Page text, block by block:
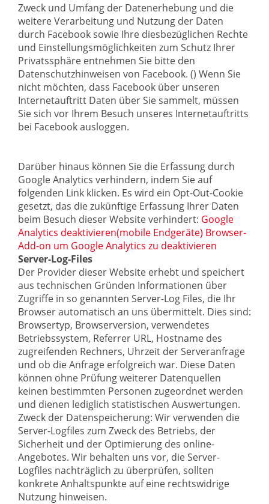
Zweck und Umfang der Datenerhebung und die
weitere Verarbeitung und Nutzung der Daten
durch Facebook sowie Ihre diesbezüglichen Rechte
und Einstellungsmöglichkeiten zum Schutz Ihrer
Privatssphäre entnehmen Sie bitte den
Datenschutzhinweisen von Facebook. () Wenn Sie
nicht möchten, dass Facebook über unseren
Internetauftritt Daten über Sie sammelt, müssen
Sie sich vor Ihrem Besuch unseres Internetauftritts
bei Facebook ausloggen.
Darüber hinaus können Sie die Erfassung durch
Google Analytics verhindern, indem Sie auf
folgenden Link klicken. Es wird ein Opt-Out-Cookie
gesetzt, das die zukünftige Erfassung Ihrer Daten
beim Besuch dieser Website verhindert: Google
Analytics deaktivieren(mobile Endgeräte) Browser-
Add-on um Google Analytics zu deaktivieren
Server-Log-Files
Der Provider dieser Website erhebt und speichert
aus technischen Gründen Informationen über
Zugriffe in so genannten Server-Log Files, die Ihr
Browser automatisch an uns übermittelt. Dies sind:
Browsertyp, Browserversion, verwendetes
Betriebssystem, Referrer URL, Hostname des
zugreifenden Rechners, Uhrzeit der Serveranfrage
und ob die Anfrage erfolgreich war. Diese Daten
können ohne Prüfung weiterer Datenquellen
keinen bestimmten Personen zugeordnet werden
und dienen lediglich statistischen Auswertungen.
Zweck der Datenspeicherung: Wir verwenden die
Server-Logfiles zum Zweck des Betriebs, der
Sicherheit und der Optimierung des online-
Angebotes. Wir behalten uns vor, die Server-
Logfiles nachträglich zu überprüfen, sollten
konkrete Anhaltspunkte auf eine rechtswidrige
Nutzung hinweisen.